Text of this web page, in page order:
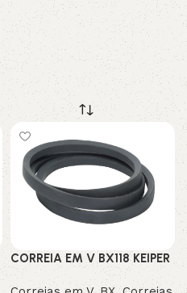
CORREIA EM V BX118 KEIPER